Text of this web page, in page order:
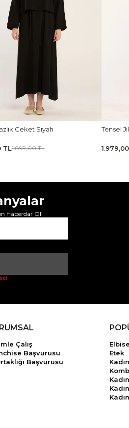
Ceket Siyah
1.899,00 TL
Tensel
1.979,00
Haberdar Ol!
Çalış
Başvurusu
Başvurusu
Elbise
Etek